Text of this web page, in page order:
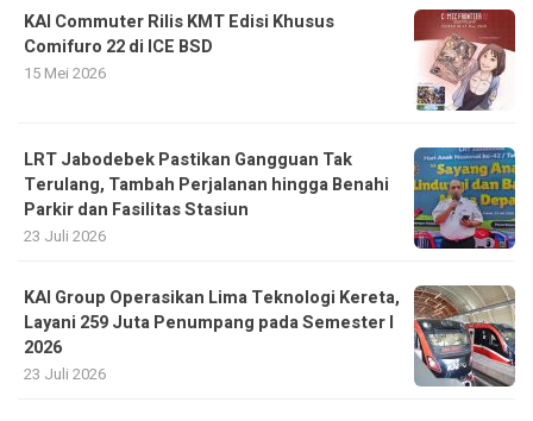
KAI Commuter Rilis KMT Edisi Khusus
Comifuro 22 di ICE BSD
15 Mei 2026
LRT Jabodebek Pastikan Gangguan Tak
Terulang, Tambah Perjalanan hingga Benahi
Parkir dan Fasilitas Stasiun
23 Juli 2026
KAI Group Operasikan Lima Teknologi Kereta,
Layani 259 Juta Penumpang pada Semester I
2026
23 Juli 2026